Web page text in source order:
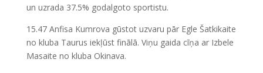
un uzrada 37.5% godalgoto sportistu.
15.47 Anfisa Kumrova gūstot uzvaru pār Egle Šatkikaite
no kluba Taurus iekļūst finālā. Viņu gaida cīņa ar Izbele
Masaite no kluba Okinava.